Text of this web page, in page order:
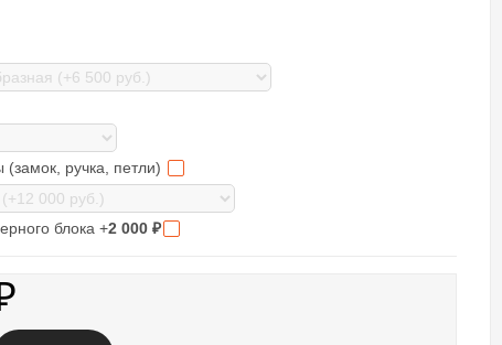
ручка, петли)
блока +2 000₽